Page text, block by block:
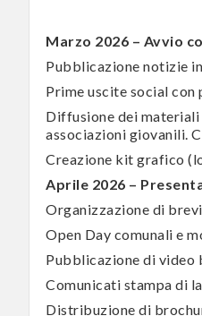
Marzo 2026 – Avvio
Pubblicazione notizie
Prime uscite social
Diffusione dei
associazioni giovanili.
Creazione kit grafico
Aprile 2026 –
Organizzazione di
Open Day comunali e
Pubblicazione di video
Comunicati stampa di
Distribuzione di